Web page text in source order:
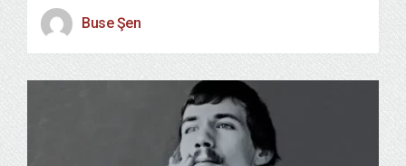
Buse Şen